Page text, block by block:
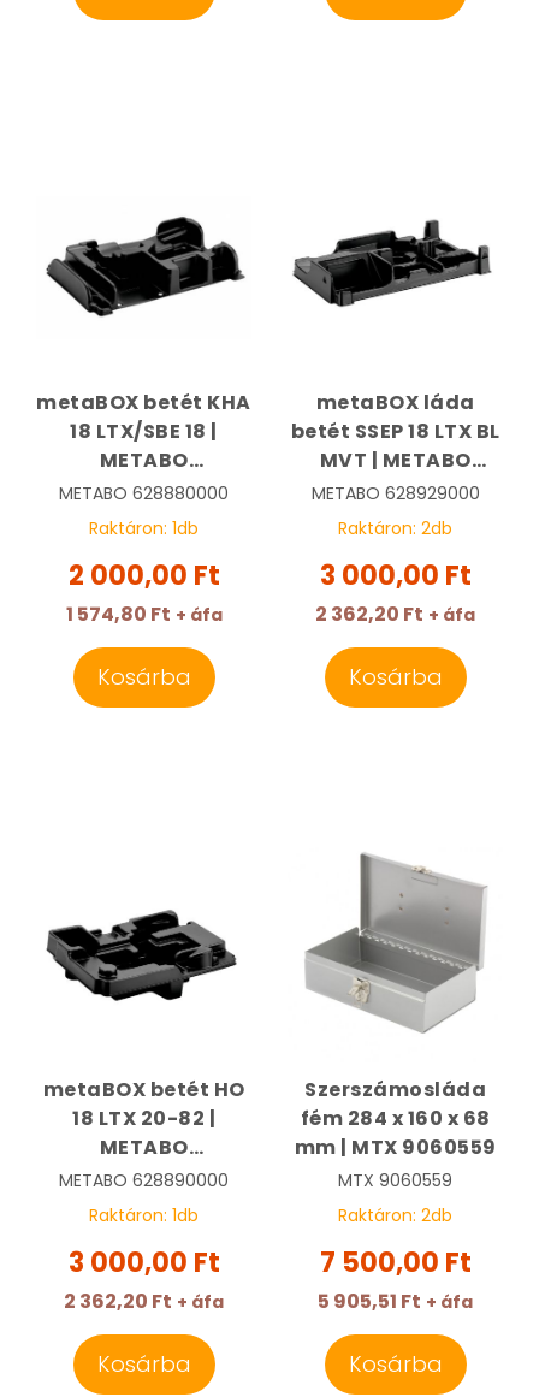
metaBOX betét KHA
18 LTX/SBE 18 |
METABO
628880000
METABO 628880000
Raktáron: 1db
2 000,00 Ft
1 574,80 Ft + áfa
Kosárba
metaBOX láda
betét SSEP 18 LTX BL
MVT | METABO
628929000
METABO 628929000
Raktáron: 2db
3 000,00 Ft
2 362,20 Ft + áfa
Kosárba
metaBOX betét HO
18 LTX 20-82 |
METABO
628890000
METABO 628890000
Raktáron: 1db
3 000,00 Ft
2 362,20 Ft + áfa
Kosárba
Szerszámosláda
fém 284 x 160 x 68
mm | MTX 9060559
MTX 9060559
Raktáron: 2db
7 500,00 Ft
5 905,51 Ft + áfa
Kosárba